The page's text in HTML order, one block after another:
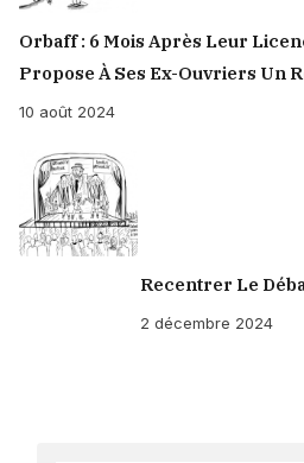
Orbaff : 6 Mois Après Leur
Propose À Ses Ex-Ouvriers Un
10 août 2024
Recentrer Le
2 décembre 2024